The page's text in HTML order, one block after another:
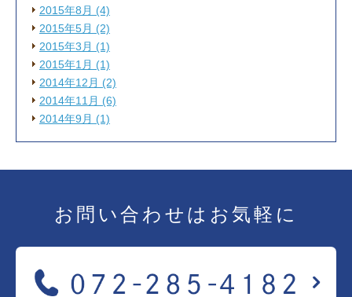
2015年8月 (4)
2015年5月 (2)
2015年3月 (1)
2015年1月 (1)
2014年12月 (2)
2014年11月 (6)
2014年9月 (1)
お問い合わせは お気軽に